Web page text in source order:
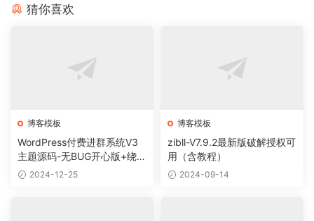
猜你喜欢
博客模板
WordPress付费进群系统V3
主题源码-无BUG开心版+绕授
权教程2024-12-25
博客模板
zibll-V7.9.2最新版破解授权可
用（含教程）
2024-09-14